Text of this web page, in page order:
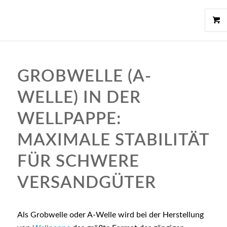
GROBWELLE (A-
WELLE) IN DER
WELLPAPPE:
MAXIMALE STABILITÄT
FÜR SCHWERE
VERSANDGÜTER
Als Grobwelle oder A-Welle wird bei der Herstellung